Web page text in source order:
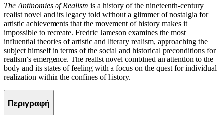
The Antinomies of Realism is a history of the nineteenth-century
realist novel and its legacy told without a glimmer of nostalgia for
artistic achievements that the movement of history makes it
impossible to recreate. Fredric Jameson examines the most
influential theories of artistic and literary realism, approaching the
subject himself in terms of the social and historical preconditions for
realism’s emergence. The realist novel combined an attention to the
body and its states of feeling with a focus on the quest for individual
realization within the confines of history.
Περιγραφή